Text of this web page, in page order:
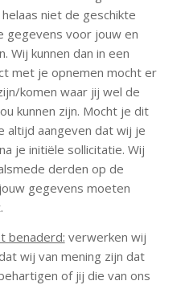
niet de geschikte
gegevens voor jouw en
Wij kunnen dan in een
met je opnemen mocht er
komen waar jij wel de
kunnen zijn. Mocht je dit
altijd aangeven dat wij je
je initiële sollicitatie. Wij
derden op de
gegevens moeten
benaderd: verwerken wij
wij van mening zijn dat
of jij die van ons